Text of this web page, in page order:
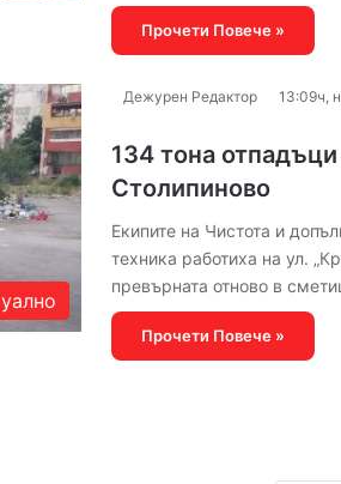
Прочети Повече »
Дежурен Редактор
13:09ч,
134 тона
Столипиново
Екипите на Чистота и
техника работиха на ул.
превърната отново в
Прочети Повече »